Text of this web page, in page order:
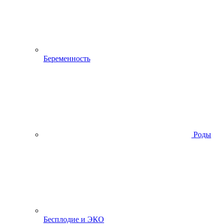
Беременность
Роды
Бесплодие и ЭКО